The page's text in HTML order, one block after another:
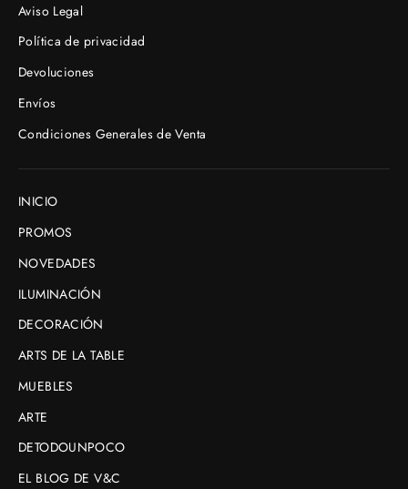
Aviso Legal
Política de privacidad
Devoluciones
Envíos
Condiciones Generales de Venta
INICIO
PROMOS
NOVEDADES
ILUMINACIÓN
DECORACIÓN
ARTS DE LA TABLE
MUEBLES
ARTE
DETODOUNPOCO
EL BLOG DE V&C